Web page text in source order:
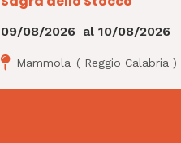
09/08/2026 al10/08/2026
Mammola ( Reggio Calabria )